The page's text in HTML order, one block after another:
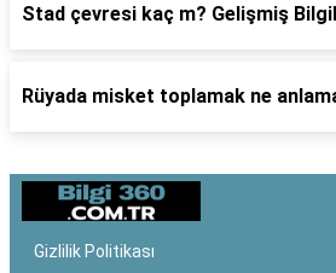
Stad çevresi kaç m? Gelişmiş
Rüyada misket toplamak ne
Gizlilik Politikası